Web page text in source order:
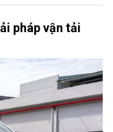
pháp vận tải